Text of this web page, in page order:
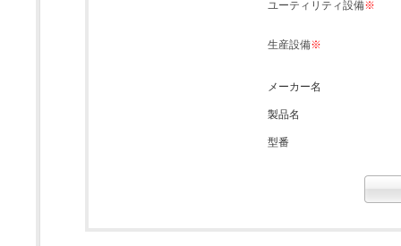
ユーティリティ設備※
生産設備※
メーカー名
製品名
型番